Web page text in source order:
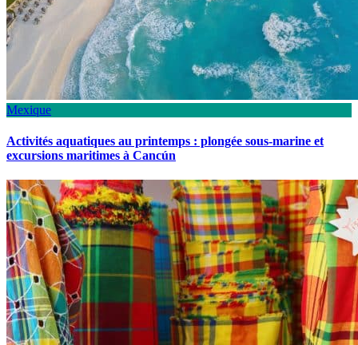
Mexique
Activités aquatiques au printemps : plongée sous-marine et
excursions maritimes à Cancún